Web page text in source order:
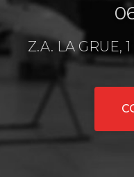
Z.A. LA GRUE,